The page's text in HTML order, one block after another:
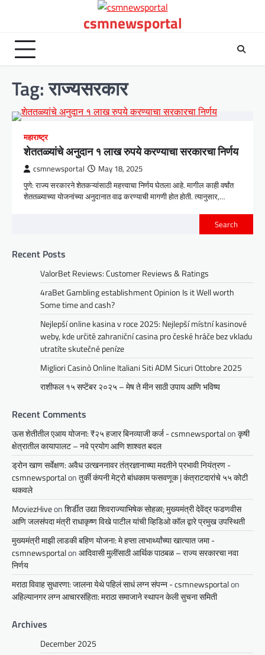
csmnewsportal
Tag:राज्यसरकार
महाराष्ट्र
शेततळ्यांचे अनुदान १ लाख रुपये करण्याचा सरकारचा निर्णय
csmnewsportal May 18, 2025
पुणे: राज्य सरकारने शेतकऱ्यांसाठी महत्त्वाचा निर्णय घेतला आहे. मागील काही वर्षांत
शेततळ्याच्या योजनांच्या अनुदानात वाढ करण्याची मागणी होत होती. त्यानुसार,…
Search
Recent Posts
ValorBet Reviews: Customer Reviews & Ratings
4raBet Gambling establishment Opinion Is it Well worth
Some time and cash?
Nejlepší online kasina v roce 2025: Nejlepší místní kasinové
weby, kde určitě zahraniční casina pro české hráče bez vkladu
utratíte skutečné peníze
Migliori Casinò Online Italiani Siti ADM Sicuri Ottobre 2025
राशीफल १५ सप्टेंबर २०२५ – मेष ते मीन साठी उपाय आणि भविष्य
Recent Comments
ऊस शेतीतील एआय योजना: ₹२५ हजार बिनव्याजी कर्ज - csmnewsportalonकृषी
क्षेत्रातील कायापालट – नवे प्रयोग आणि शाश्वत बदल
ड्रोन खाण सर्वेक्षण: अवैध उत्खननावर तंत्रज्ञानाच्या मदतीने प्रभावी नियंत्रण -
csmnewsportalonतुर्की कंपनी मेट्रो बांधकाम फसवणूक | कंत्राटदारांचे ५५ कोटी
थकवले
MoviezHiveonशिर्डीत उद्या शिवराज्याभिषेक सोहळा; मुख्यमंत्री देवेंद्र फडणवीस
आणि जलसंपदा मंत्री राधाकृष्ण विखे पाटील यांची व्हिडिओ कॉल द्वारे प्रमुख उपस्थिती
मुख्यमंत्री माझी लाडकी बहिण योजना: मे हप्ता लाभार्थ्यांच्या खात्यात जमा -
csmnewsportalonआदिवासी मुलींसाठी आर्थिक पाठबळ – राज्य सरकारचा नवा
निर्णय
मराठा विवाह सुधारणा: जालना येथे पहिलं साधं लग्न संपन्न - csmnewsportalon
अहिल्यानगर लग्न आचारसंहिता: मराठा समाजाने स्थापन केली सुचना समिती
Archives
December 2025